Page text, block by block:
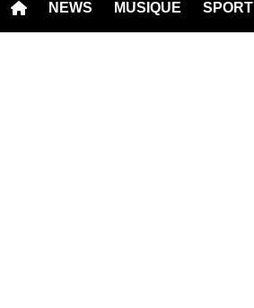
NEWS MUSIQUE SPORT